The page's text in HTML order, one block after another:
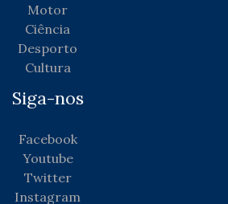
Motor
Ciência
Desporto
Cultura
Siga-nos
Facebook
Youtube
Twitter
Instagram